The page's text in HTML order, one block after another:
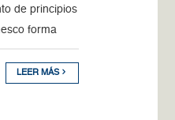
de principios
forma
LEER MÁS